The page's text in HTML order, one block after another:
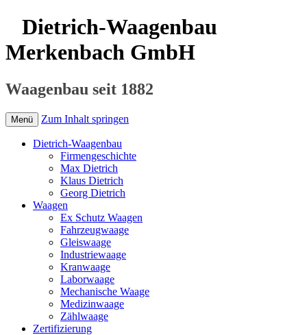
Dietrich-Waagenbau
Merkenbach GmbH
Waagenbau seit 1882
Menü Zum Inhalt springen
Dietrich-Waagenbau
Firmengeschichte
Max Dietrich
Klaus Dietrich
Georg Dietrich
Waagen
Ex Schutz Waagen
Fahrzeugwaage
Gleiswaage
Industriewaage
Kranwaage
Laborwaage
Mechanische Waage
Medizinwaage
Zählwaage
Zertifizierung